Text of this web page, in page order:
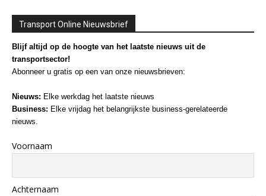
Transport Online Nieuwsbrief
Blijf altijd op de hoogte van het laatste nieuws uit de
transportsector!
Abonneer u gratis op een van onze nieuwsbrieven:
Nieuws: Elke werkdag het laatste nieuws
Business: Elke vrijdag het belangrijkste business-gerelateerde
nieuws.
Voornaam
Achternaam